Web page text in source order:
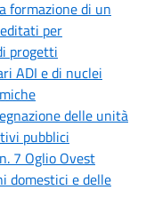
formazione di un
per
progetti
ADI e di nuclei
delle unità
pubblici
7 Oglio Ovest
domestici e delle